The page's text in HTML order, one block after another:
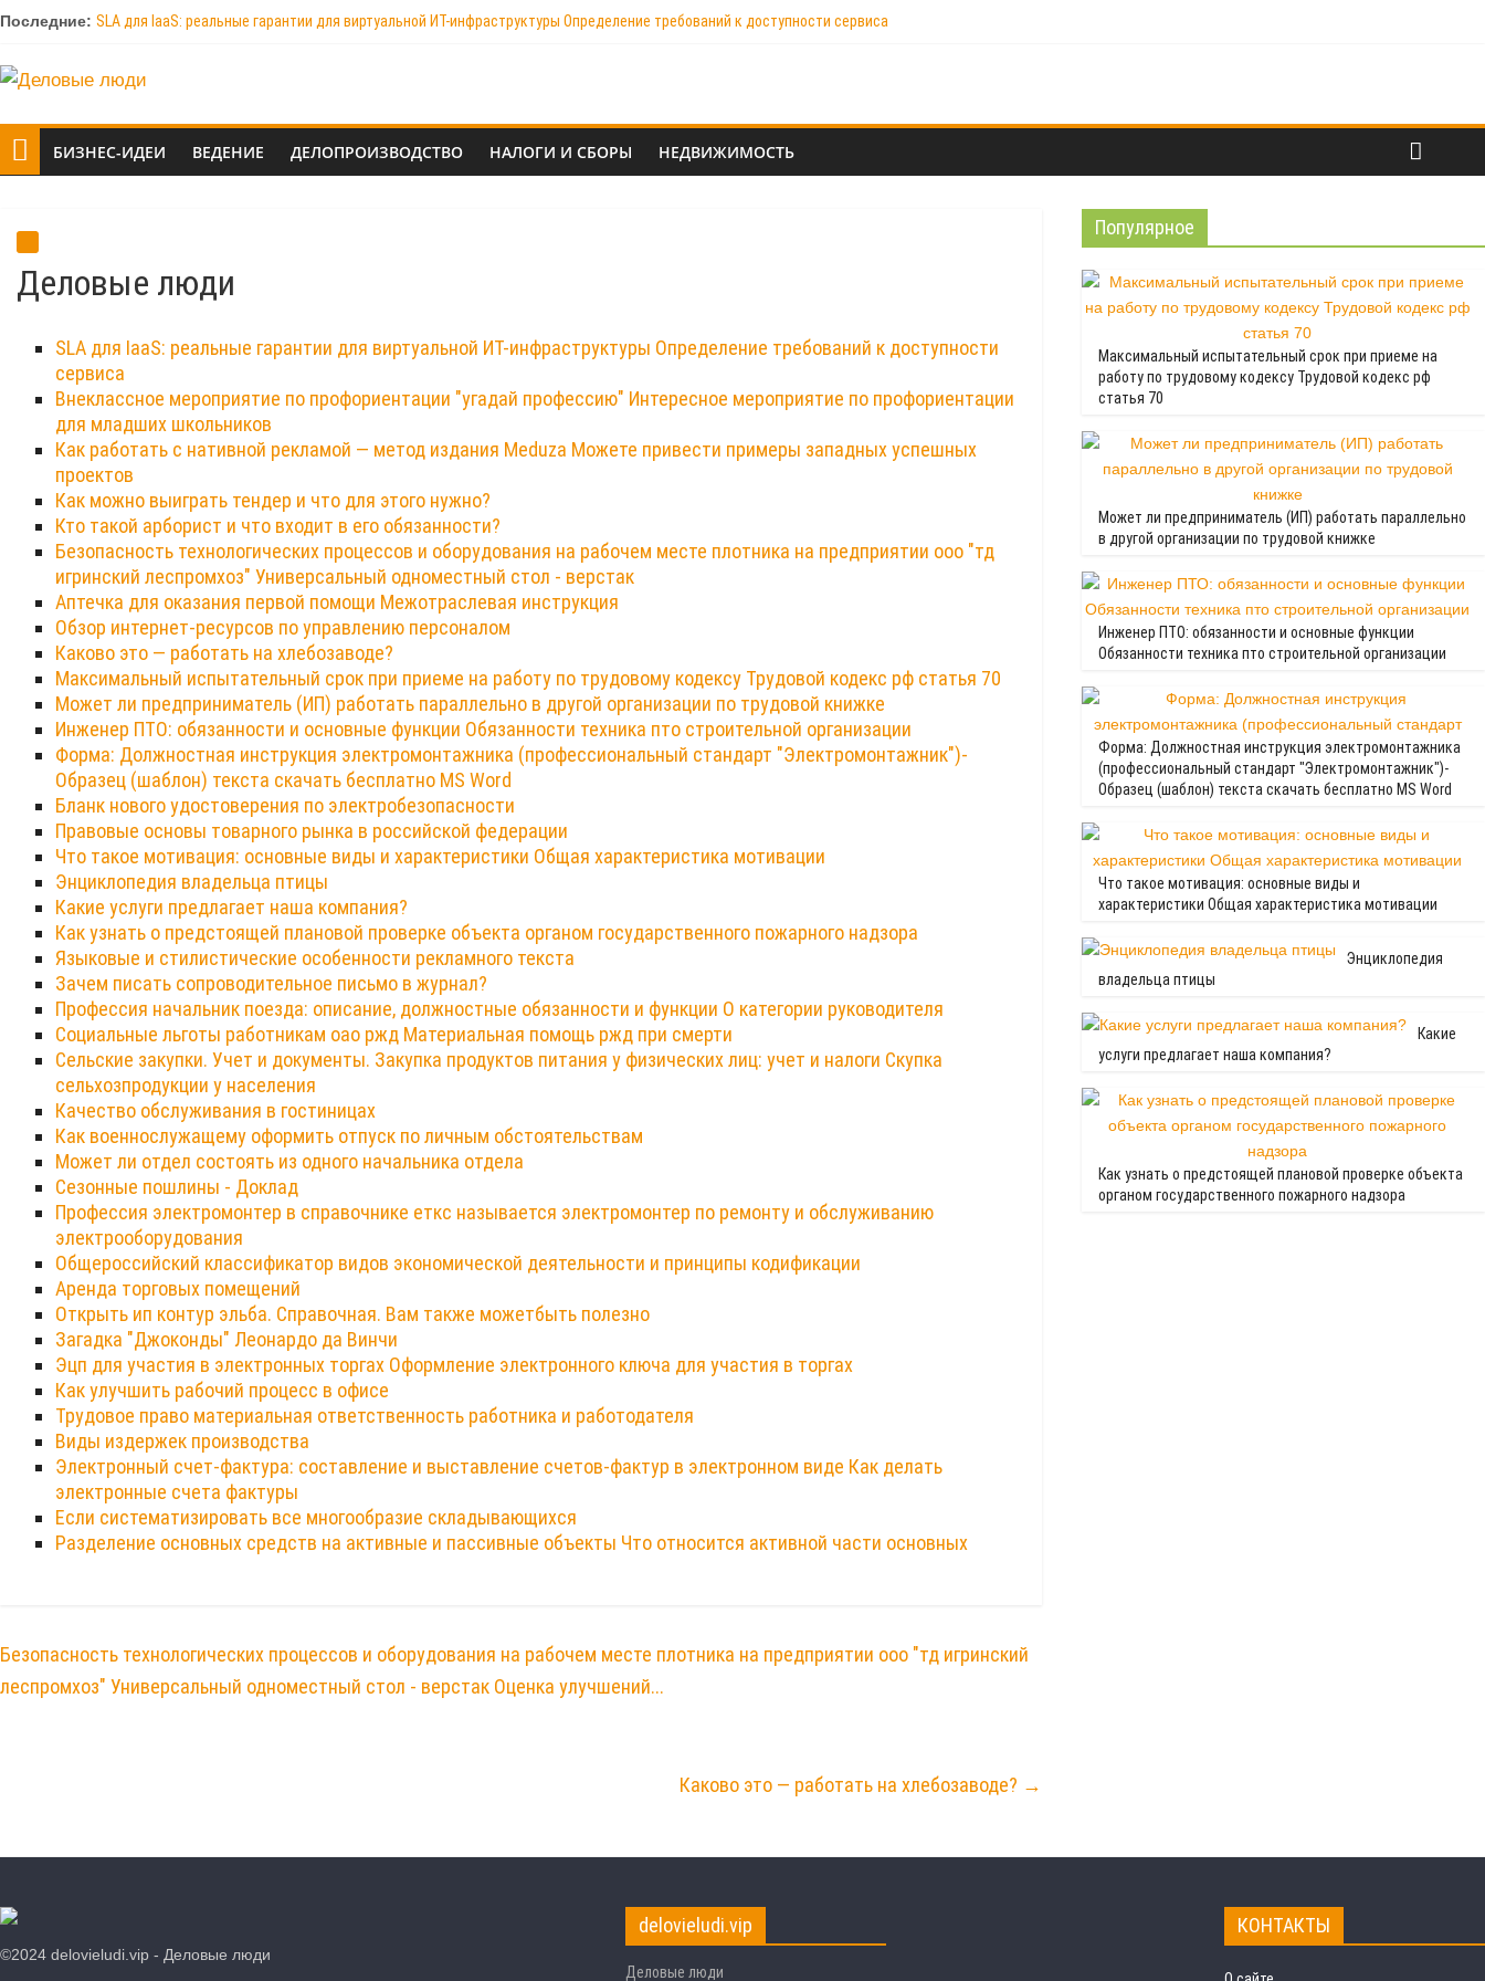
Последние: SLA для IaaS: реальные гарантии для виртуальной ИТ-инфраструктуры Определение требований к доступности сервиса
Кто такой арборист и что входит в его обязанности?
БИЗНЕС-ИДЕИ ВЕДЕНИЕ ДЕЛОПРОИЗВОДСТВО НАЛОГИ И СБОРЫ НЕДВИЖИМОСТЬ
Деловые люди
SLA для IaaS: реальные гарантии для виртуальной ИТ-инфраструктуры Определение требований к доступности
сервиса
Внеклассное мероприятие по профориентации "угадай профессию" Интересное мероприятие по профориентации
для младших школьников
Как работать с нативной рекламой — метод издания Meduza Можете привести примеры западных успешных
проектов
Как можно выиграть тендер и что для этого нужно?
Кто такой арборист и что входит в его обязанности?
Безопасность технологических процессов и оборудования на рабочем месте плотника на предприятии ооо "тд
игринский леспромхоз" Универсальный одноместный стол - верстак
Аптечка для оказания первой помощи Межотраслевая инструкция
Обзор интернет-ресурсов по управлению персоналом
Каково это — работать на хлебозаводе?
Максимальный испытательный срок при приеме на работу по трудовому кодексу Трудовой кодекс рф статья 70
Может ли предприниматель (ИП) работать параллельно в другой организации по трудовой книжке
Инженер ПТО: обязанности и основные функции Обязанности техника пто строительной организации
Форма: Должностная инструкция электромонтажника (профессиональный стандарт "Электромонтажник")-
Образец (шаблон) текста скачать бесплатно MS Word
Бланк нового удостоверения по электробезопасности
Правовые основы товарного рынка в российской федерации
Что такое мотивация: основные виды и характеристики Общая характеристика мотивации
Энциклопедия владельца птицы
Какие услуги предлагает наша компания?
Как узнать о предстоящей плановой проверке объекта органом государственного пожарного надзора
Языковые и стилистические особенности рекламного текста
Зачем писать сопроводительное письмо в журнал?
Профессия начальник поезда: описание, должностные обязанности и функции О категории руководителя
Социальные льготы работникам оао ржд Материальная помощь ржд при смерти
Сельские закупки. Учет и документы. Закупка продуктов питания у физических лиц: учет и налоги Скупка
сельхозпродукции у населения
Качество обслуживания в гостиницах
Как военнослужащему оформить отпуск по личным обстоятельствам
Может ли отдел состоять из одного начальника отдела
Сезонные пошлины - Доклад
Профессия электромонтер в справочнике еткс называется электромонтер по ремонту и обслуживанию
электрооборудования
Общероссийский классификатор видов экономической деятельности и принципы кодификации
Аренда торговых помещений
Открыть ип контур эльба. Справочная. Вам также можетбыть полезно
Загадка "Джоконды" Леонардо да Винчи
Эцп для участия в электронных торгах Оформление электронного ключа для участия в торгах
Как улучшить рабочий процесс в офисе
Трудовое право материальная ответственность работника и работодателя
Виды издержек производства
Электронный счет-фактура: составление и выставление счетов-фактур в электронном виде Как делать
электронные счета фактуры
Если систематизировать все многообразие складывающихся
Разделение основных средств на активные и пассивные объекты Что относится активной части основных
Безопасность технологических процессов и оборудования на рабочем месте плотника на предприятии ооо "тд игринский
леспромхоз" Универсальный одноместный стол - верстак Оценка улучшений...
Каково это — работать на хлебозаводе? →
Популярное
Максимальный испытательный срок при приеме на
работу по трудовому кодексу Трудовой кодекс рф
статья 70
Может ли предприниматель (ИП) работать параллельно
в другой организации по трудовой книжке
Инженер ПТО: обязанности и основные функции
Обязанности техника пто строительной организации
Форма: Должностная инструкция электромонтажника
(профессиональный стандарт "Электромонтажник")-
Образец (шаблон) текста скачать бесплатно MS Word
Что такое мотивация: основные виды и
характеристики Общая характеристика мотивации
Энциклопедия
владельца птицы
Какие
услуги предлагает наша компания?
Как узнать о предстоящей плановой проверке объекта
органом государственного пожарного надзора
©2024 delovieludi.vip - Деловые люди
delovieludi.vip
Деловые люди
КОНТАКТЫ